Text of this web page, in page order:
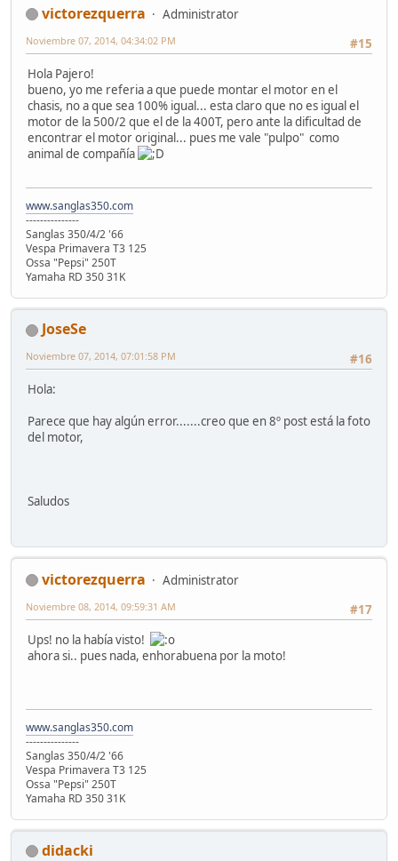
victorezquerra
Administrator
#15
Noviembre 07, 2014, 04:34:02 PM
Hola Pajero!
bueno, yo me referia a que puede montar el motor en el
chasis, no a que sea 100% igual... esta claro que no es igual el
motor de la 500/2 que el de la 400T, pero ante la dificultad de
encontrar el motor original... pues me vale "pulpo" como
animal de compañía
www.sanglas350.com
---------------
Sanglas 350/4/2 '66
Vespa Primavera T3 125
Ossa "Pepsi" 250T
Yamaha RD 350 31K
JoseSe
#16
Noviembre 07, 2014, 07:01:58 PM
Hola:
Parece que hay algún error.......creo que en 8º post está la foto
del motor,
Saludos
victorezquerra
Administrator
#17
Noviembre 08, 2014, 09:59:31 AM
Ups! no la había visto!
ahora si.. pues nada, enhorabuena por la moto!
www.sanglas350.com
---------------
Sanglas 350/4/2 '66
Vespa Primavera T3 125
Ossa "Pepsi" 250T
Yamaha RD 350 31K
didacki